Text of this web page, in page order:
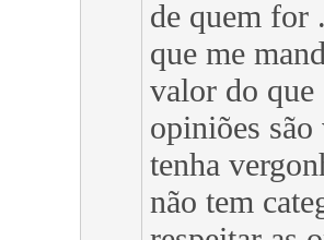
de quem for
que me
valor do que
opiniões
tenha
não tem